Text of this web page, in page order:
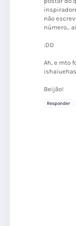
não
número...
:DD
Ah, e mto
Beijão!
Responder